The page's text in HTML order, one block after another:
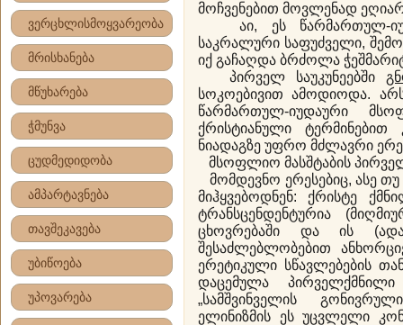
ვერცხლისმოყვარეობა
მრისხანება
მწუხარება
ჭმუნვა
ცუდმედიდობა
ამპარტავნება
თავშეკავება
უბიწოება
უპოვარება
მოჩვენებით მოვლენად
აი, ეს წარმართულ-
საკრალური საფუძველი,
იქ გაჩაღდა ბრძოლა
პირველ საუკუნეებში
სოკოებივით ამოდიოდა.
წარმართულ-იუდაური
ქრისტიანული
ნიადაგზე უფრო მძლავრი
მსოფლიო მასშტაბის
მომდევნო ერესებიც, ასე
მიჰყვებოდნენ: ქრისტე
ტრანსცენდენტურია
ცხოვრებაში და ის
შესაძლებლობებით
ერეტიკული სწავლებების
დაცემულა
„სამშვინველის
ელინიზმის ეს უცვლელი